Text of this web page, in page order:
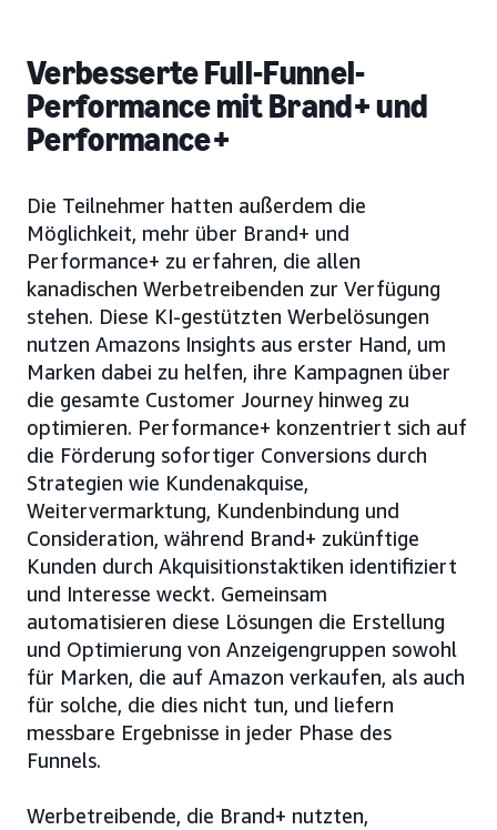
Verbesserte Full-Funnel-
Performance mit Brand+ und
Performance+
Die Teilnehmer hatten außerdem die
Möglichkeit, mehr über Brand+ und
Performance+ zu erfahren, die allen
kanadischen Werbetreibenden zur Verfügung
stehen. Diese KI-gestützten Werbelösungen
nutzen Amazons Insights aus erster Hand, um
Marken dabei zu helfen, ihre Kampagnen über
die gesamte Customer Journey hinweg zu
optimieren. Performance+ konzentriert sich auf
die Förderung sofortiger Conversions durch
Strategien wie Kundenakquise,
Weitervermarktung, Kundenbindung und
Consideration, während Brand+ zukünftige
Kunden durch Akquisitionstaktiken identifiziert
und Interesse weckt. Gemeinsam
automatisieren diese Lösungen die Erstellung
und Optimierung von Anzeigengruppen sowohl
für Marken, die auf Amazon verkaufen, als auch
für solche, die dies nicht tun, und liefern
messbare Ergebnisse in jeder Phase des
Funnels.
Werbetreibende, die Brand+ nutzten,